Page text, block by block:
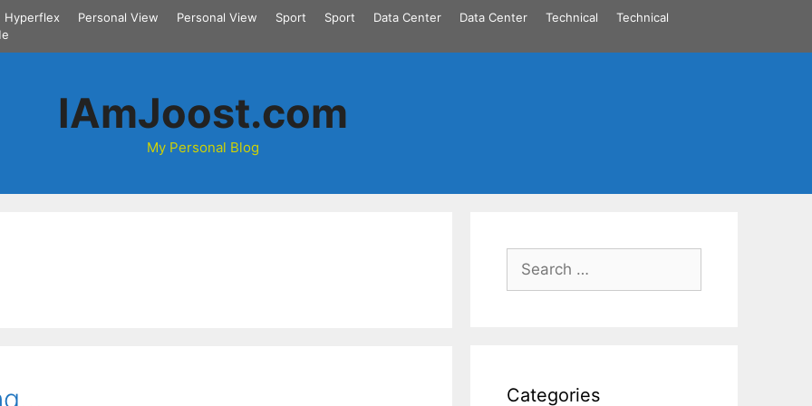
Hyperflex Personal View Personal View Sport Sport Data Center Data Center Technical
Technical
IAmJoost.com
My Personal Blog
Search
for:
Categories